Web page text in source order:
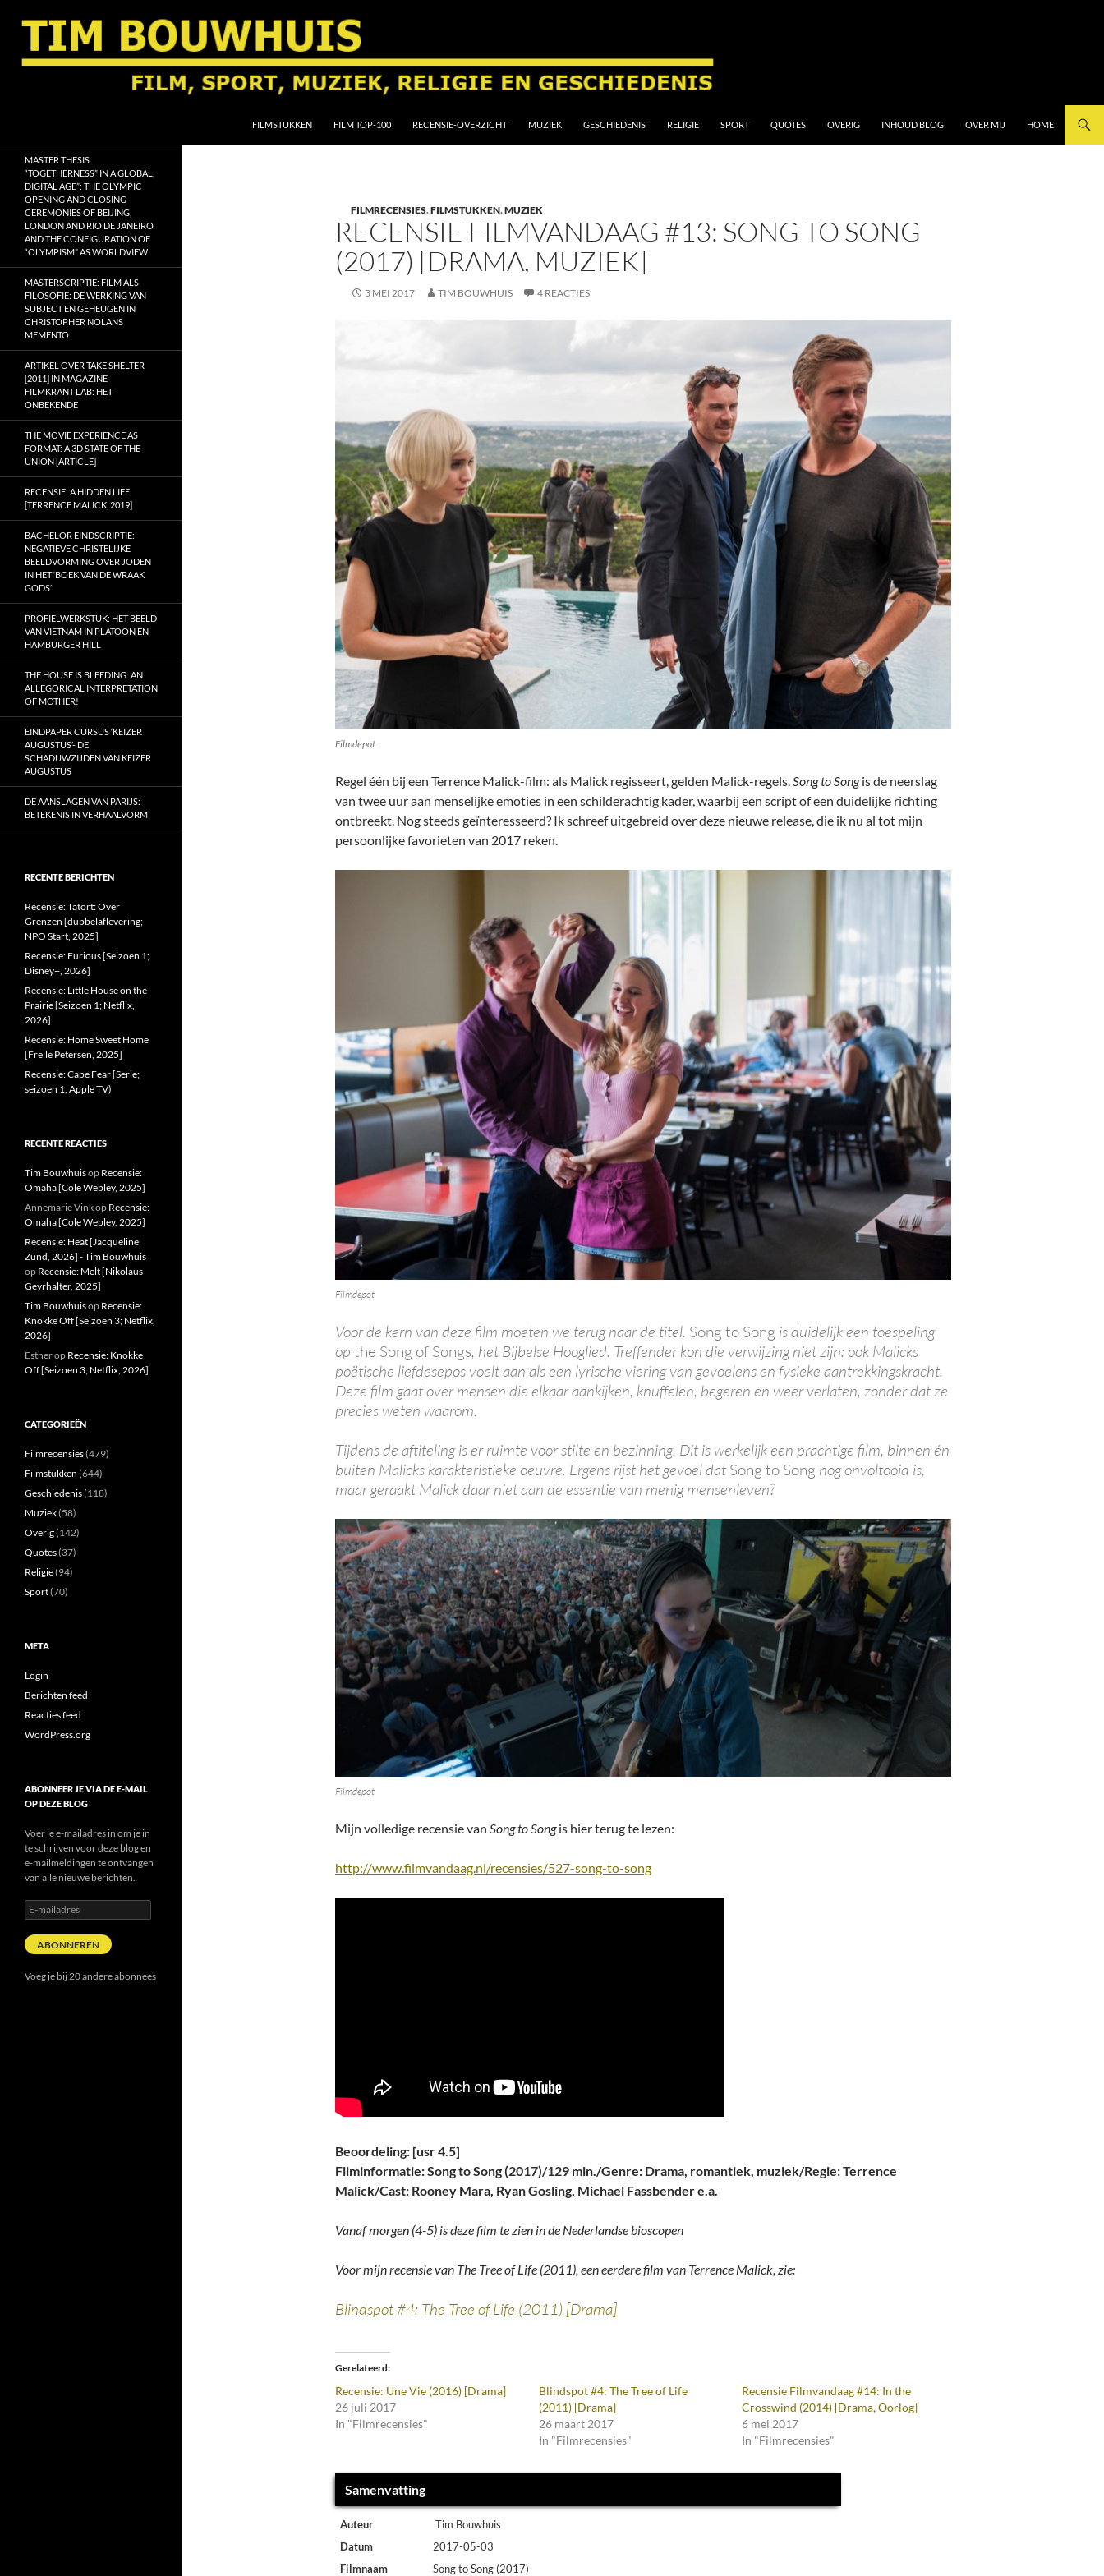
naar
inhoud
FILMSTUKKEN FILM TOP-100 RECENSIE-OVERZICHT MUZIEK GESCHIEDENIS RELIGIE SPORT QUOTES OVERIG INHOUD BLOG OVER MIJ HOME
FILMRECENSIES,FILMSTUKKEN,MUZIEK
RECENSIE FILMVANDAAG #13: SONG TO SONG
(2017) [DRAMA, MUZIEK]
3 MEI 2017 TIM BOUWHUIS 4 REACTIES
Filmdepot
Regel één bij een Terrence Malick-film: als Malick regisseert, gelden Malick-regels. Song to Songis de neerslag
van twee uur aan menselijke emoties in een schilderachtig kader, waarbij een script of een duidelijke richting
ontbreekt. Nog steeds geïnteresseerd? Ik schreef uitgebreid over deze nieuwe release, die ik nu al tot mijn
persoonlijke favorieten van 2017 reken.
Filmdepot
Voor de kern van deze film moeten we terug naar de titel. Song to Song is duidelijk een toespeling
op the Song of Songs, het Bijbelse Hooglied. Treffender kon die verwijzing niet zijn: ook Malicks
poëtische liefdesepos voelt aan als een lyrische viering van gevoelens en fysieke aantrekkingskracht.
Deze film gaat over mensen die elkaar aankijken, knuffelen, begeren en weer verlaten, zonder dat ze
precies weten waarom.
Tijdens de aftiteling is er ruimte voor stilte en bezinning. Dit is werkelijk een prachtige film, binnen én
buiten Malicks karakteristieke oeuvre. Ergens rijst het gevoel dat Song to Song nog onvoltooid is,
maar geraakt Malick daar niet aan de essentie van menig mensenleven?
Filmdepot
Mijn volledige recensie van Song to Songis hier terug te lezen:
http://www.filmvandaag.nl/recensies/527-song-to-song
Beoordeling: [usr 4.5]
Filminformatie: Song to Song (2017)/129 min./Genre: Drama, romantiek, muziek/Regie: Terrence
Malick/Cast: Rooney Mara, Ryan Gosling, Michael Fassbender e.a.
Vanaf morgen (4-5) is deze film te zien in de Nederlandse bioscopen
Voor mijn recensie van The Tree of Life (2011), een eerdere film van Terrence Malick, zie:
Blindspot #4: The Tree of Life (2011) [Drama]
Gerelateerd
Recensie: Une Vie (2016) [Drama]
26 juli 2017
In "Filmrecensies"
Blindspot #4: The Tree of Life
(2011) [Drama]
26 maart 2017
In "Filmrecensies"
Recensie Filmvandaag #14: In the
Crosswind (2014) [Drama, Oorlog]
6 mei 2017
In "Filmrecensies"
Samenvatting
Auteur
Tim Bouwhuis
Datum
2017-05-03
Filmnaam
Song to Song (2017)
geschiedenis
MASTER THESIS:
“TOGETHERNESS” IN A GLOBAL,
DIGITAL AGE”: THE OLYMPIC
OPENING AND CLOSING
CEREMONIES OF BEIJING,
LONDON AND RIO DE JANEIRO
AND THE CONFIGURATION OF
“OLYMPISM” AS WORLDVIEW
MASTERSCRIPTIE: FILM ALS
FILOSOFIE: DE WERKING VAN
SUBJECT EN GEHEUGEN IN
CHRISTOPHER NOLANS
MEMENTO
ARTIKEL OVER TAKE SHELTER
[2011] IN MAGAZINE
FILMKRANT LAB: HET
ONBEKENDE
THE MOVIE EXPERIENCE AS
FORMAT: A 3D STATE OF THE
UNION [ARTICLE]
RECENSIE: A HIDDEN LIFE
[TERRENCE MALICK, 2019]
BACHELOR EINDSCRIPTIE:
NEGATIEVE CHRISTELIJKE
BEELDVORMING OVER JODEN
IN HET ‘BOEK VAN DE WRAAK
GODS’
PROFIELWERKSTUK: HET BEELD
VAN VIETNAM IN PLATOON EN
HAMBURGER HILL
THE HOUSE IS BLEEDING: AN
ALLEGORICAL INTERPRETATION
OF MOTHER!
EINDPAPER CURSUS ‘KEIZER
AUGUSTUS’- DE
SCHADUWZIJDEN VAN KEIZER
AUGUSTUS
DE AANSLAGEN VAN PARIJS:
BETEKENIS IN VERHAALVORM
RECENTE BERICHTEN
Recensie: Tatort: Over
Grenzen [dubbelaflevering;
NPO Start, 2025]
Recensie: Furious [Seizoen 1;
Disney+, 2026]
Recensie: Little House on the
Prairie [Seizoen 1; Netflix,
2026]
Recensie: Home Sweet Home
[Frelle Petersen, 2025]
Recensie: Cape Fear [Serie;
seizoen 1, Apple TV)
RECENTE REACTIES
Tim Bouwhuisop Recensie:
Omaha [Cole Webley, 2025]
Annemarie Vinkop Recensie:
Omaha [Cole Webley, 2025]
Recensie: Heat [Jacqueline
Zünd, 2026] - Tim Bouwhuis
op Recensie: Melt [Nikolaus
Geyrhalter, 2025]
Tim Bouwhuisop Recensie:
Knokke Off [Seizoen 3; Netflix,
2026]
Estherop Recensie: Knokke
Off [Seizoen 3; Netflix, 2026]
CATEGORIEËN
Filmrecensies(479)
Filmstukken (644)
Geschiedenis(118)
Muziek(58)
Overig(142)
Quotes(37)
Religie(94)
Sport(70)
META
Login
Berichten feed
Reacties feed
WordPress.org
ABONNEER JE VIA DE E-MAIL
OP DEZE BLOG
Voer je e-mailadres in om je in
te schrijven voor deze blog en
e-mailmeldingen te ontvangen
van alle nieuwe berichten.
E-
mailadres
ABONNEREN
Voeg je bij 20 andere abonnees